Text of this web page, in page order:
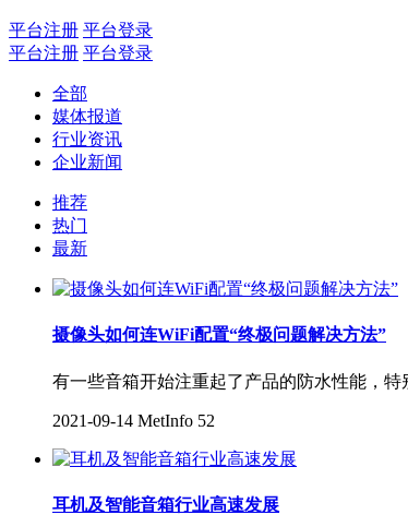
平台注册 平台登录
平台注册 平台登录
全部
媒体报道
行业资讯
企业新闻
推荐
热门
最新
摄像头如何连WiFi配置“终极问题解决方法”
有一些音箱开始注重起了产品的防水性能，
2021-09-14 MetInfo 52
耳机及智能音箱行业高速发展